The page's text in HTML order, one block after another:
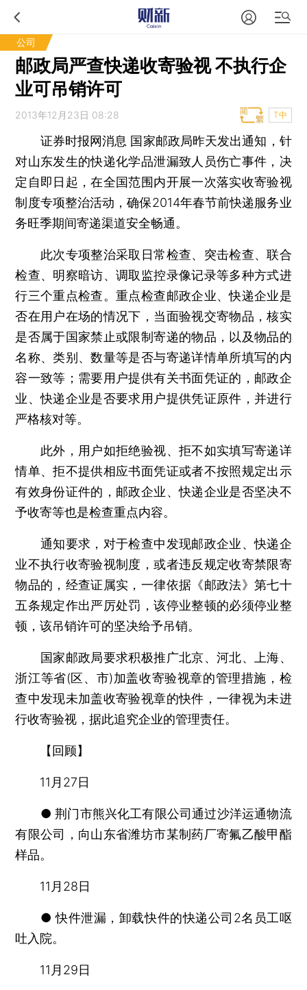
公司
邮政局严查快递收寄验视 不执行企
业可吊销许可
2013年12月23日 08:28 T中
证券时报网消息 国家邮政局昨天发出通知，针
对山东发生的快递化学品泄漏致人员伤亡事件，决
定自即日起，在全国范围内开展一次落实收寄验视
制度专项整治活动，确保2014年春节前快递服务业
务旺季期间寄递渠道安全畅通。
此次专项整治采取日常检查、突击检查、联合
检查、明察暗访、调取监控录像记录等多种方式进
行三个重点检查。重点检查邮政企业、快递企业是
否在用户在场的情况下，当面验视交寄物品，核实
是否属于国家禁止或限制寄递的物品，以及物品的
名称、类别、数量等是否与寄递详情单所填写的内
容一致等；需要用户提供有关书面凭证的，邮政企
业、快递企业是否要求用户提供凭证原件，并进行
严格核对等。
此外，用户如拒绝验视、拒不如实填写寄递详
情单、拒不提供相应书面凭证或者不按照规定出示
有效身份证件的，邮政企业、快递企业是否坚决不
予收寄等也是检查重点内容。
通知要求，对于检查中发现邮政企业、快递企
业不执行收寄验视制度，或者违反规定收寄禁限寄
物品的，经查证属实，一律依据《邮政法》第七十
五条规定作出严厉处罚，该停业整顿的必须停业整
顿，该吊销许可的坚决给予吊销。
国家邮政局要求积极推广北京、河北、上海、
浙江等省(区、市)加盖收寄验视章的管理措施，检
查中发现未加盖收寄验视章的快件，一律视为未进
行收寄验视，据此追究企业的管理责任。
【回顾】
11月27日
● 荆门市熊兴化工有限公司通过沙洋运通物流
有限公司，向山东省潍坊市某制药厂寄氟乙酸甲酯
样品。
11月28日
● 快件泄漏，卸载快件的快递公司2名员工呕
吐入院。
11月29日